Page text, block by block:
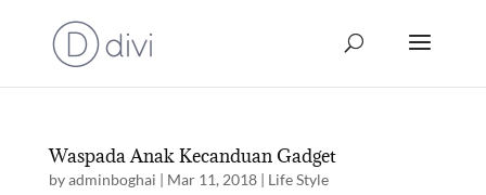
Waspada Anak Kecanduan Gadget
byadminboghai | Mar 11, 2018| Life Style